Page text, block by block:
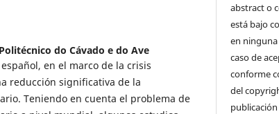
do Cávado e do Ave
en el marco de la crisis
reducción significativa de la
Teniendo en cuenta el problema de
abstract o
está bajo
en
caso de
conforme
del